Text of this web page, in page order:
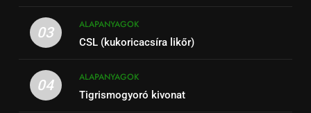
03
ALAPANYAGOK
CSL (kukoricacsíra likőr)
04
ALAPANYAGOK
Tigrismogyoró kivonat